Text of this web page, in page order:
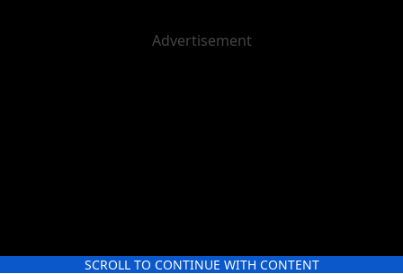
SCROLL TO CONTINUE WITH CONTENT